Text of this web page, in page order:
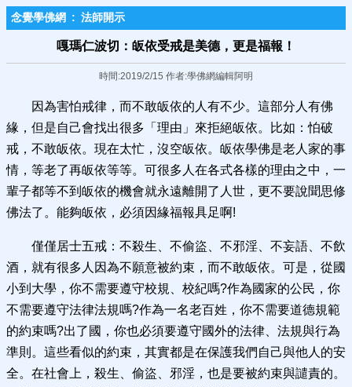
念覺學佛網 : 法師開示
嘎瑪仁波切：皈依受戒是美德，更是福報！
時間:2019/2/15 作者:學佛網編輯阿明
因為害怕戒律，而不敢皈依的人有不少。這部分人有佛
緣，但是自己會找出很多「理由」來拒絕皈依。比如：怕破
戒，不敢皈依。現在太忙，沒空皈依。皈依學佛是老人家的事
情，等老了再皈依等等。可很多人在各式各樣的理由之中，一
輩子都等不到皈依的機會就永遠離開了人世，更不要說聞思修
佛法了。能夠皈依，必須因緣福報具足啊!
僅僅居士五戒：不殺生、不偷盜、不邪淫、不妄語、不飲
酒，就有很多人因為不願意被約束，而不敢皈依。可是，從國
小到大學，你不需要遵守校規、校紀嗎?作為國家的公民，你
不需要遵守法律法規嗎?作為一名老百姓，你不需要道德規範
的約束嗎?出了國，你也必須要遵守國外的法律、法規與行為
準則。這些看似的約束，其實都是在保護我們自己與他人的安
全。在社會上，殺生、偷盜、邪淫，也是要被約束與譴責的。